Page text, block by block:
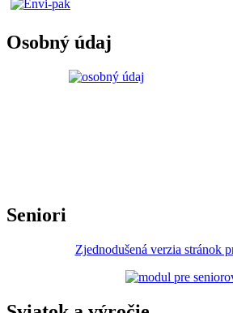
Osobný údaj
Seniori
Zjednodušená verzia stránok